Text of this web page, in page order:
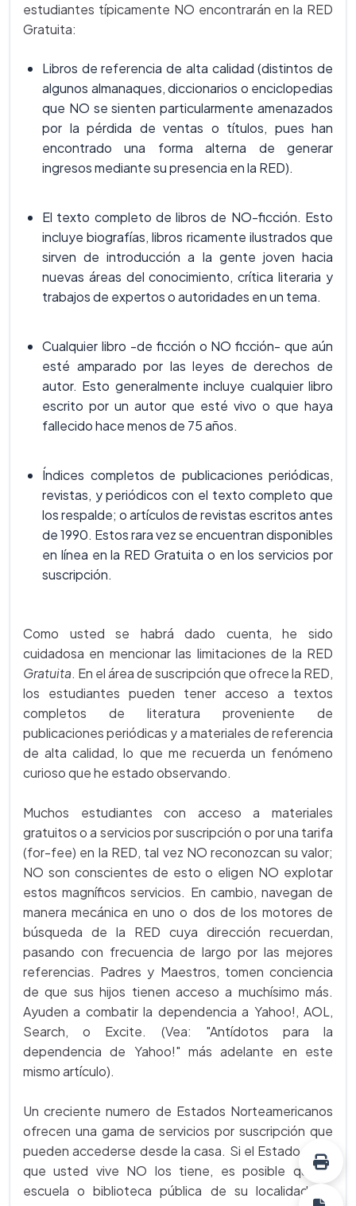
estudiantes típicamente NO encontrarán en la RED
Gratuita:
Libros de referencia de alta calidad (distintos de
algunos almanaques, diccionarios o enciclopedias
que NO se sienten particularmente amenazados
por la pérdida de ventas o títulos, pues han
encontrado una forma alterna de generar
ingresos mediante su presencia en la RED).
El texto completo de libros de NO-ficción. Esto
incluye biografías, libros ricamente ilustrados que
sirven de introducción a la gente joven hacia
nuevas áreas del conocimiento, crítica literaria y
trabajos de expertos o autoridades en un tema.
Cualquier libro -de ficción o NO ficción- que aún
esté amparado por las leyes de derechos de
autor. Esto generalmente incluye cualquier libro
escrito por un autor que esté vivo o que haya
fallecido hace menos de 75 años.
Índices completos de publicaciones periódicas,
revistas, y periódicos con el texto completo que
los respalde; o artículos de revistas escritos antes
de 1990. Estos rara vez se encuentran disponibles
en línea en la RED Gratuita o en los servicios por
suscripción.
Como usted se habrá dado cuenta, he sido
cuidadosa en mencionar las limitaciones de la RED
Gratuita. En el área de suscripción que ofrece la RED,
los estudiantes pueden tener acceso a textos
completos de literatura proveniente de
publicaciones periódicas y a materiales de referencia
de alta calidad, lo que me recuerda un fenómeno
curioso que he estado observando.
Muchos estudiantes con acceso a materiales
gratuitos o a servicios por suscripción o por una tarifa
(for-fee) en la RED, tal vez NO reconozcan su valor;
NO son conscientes de esto o eligen NO explotar
estos magníficos servicios. En cambio, navegan de
manera mecánica en uno o dos de los motores de
búsqueda de la RED cuya dirección recuerdan,
pasando con frecuencia de largo por las mejores
referencias. Padres y Maestros, tomen conciencia
de que sus hijos tienen acceso a muchísimo más.
Ayuden a combatir la dependencia a Yahoo!, AOL,
Search, o Excite. (Vea: "Antídotos para la
dependencia de Yahoo!" más adelante en este
mismo artículo).
Un creciente numero de Estados Norteamericanos
ofrecen una gama de servicios por suscripción que
pueden accederse desde la casa. Si el Estado en el
que usted vive NO los tiene, es posible que la
escuela o biblioteca pública de su localidad los